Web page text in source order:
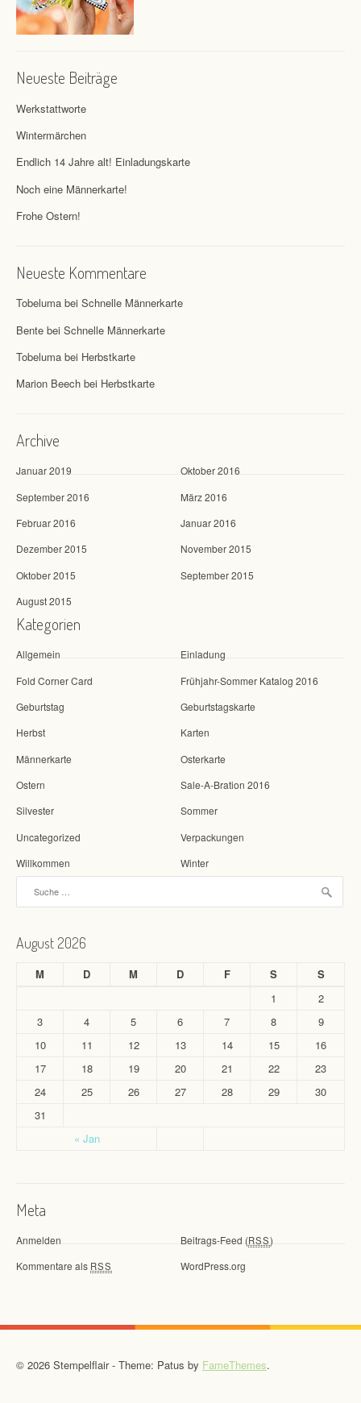
Neueste Beiträge
Werkstattworte
Wintermärchen
Endlich 14 Jahre alt! Einladungskarte
Noch eine Männerkarte!
Frohe Ostern!
Neueste Kommentare
Tobeluma bei Schnelle Männerkarte
Bente bei Schnelle Männerkarte
Tobeluma bei Herbstkarte
Marion Beech bei Herbstkarte
Archive
Januar 2019
Oktober 2016
September 2016
März 2016
Februar 2016
Januar 2016
Dezember 2015
November 2015
Oktober 2015
September 2015
August 2015
Kategorien
Allgemein
Einladung
Fold Corner Card
Frühjahr-Sommer Katalog 2016
Geburtstag
Geburtstagskarte
Herbst
Karten
Männerkarte
Osterkarte
Ostern
Sale-A-Bration 2016
Silvester
Sommer
Uncategorized
Verpackungen
Willkommen
Winter
August 2026
M D M D F S S
« Jan
1
2
3
4 5 6 7 8
9
10
11 12 13 14 15
16
17
18 19 20 21 22
23
24
25 26 27 28 29
30
31
Meta
Anmelden Beitrags-Feed (RSS)
Kommentare als RSS WordPress.org
© 2026 Stempelflair - Theme: Patus by FameThemes.